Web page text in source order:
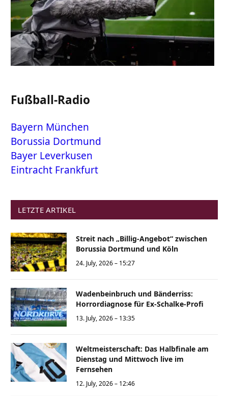
Fußball-Radio
Bayern München
Borussia Dortmund
Bayer Leverkusen
Eintracht Frankfurt
LETZTE ARTIKEL
Streit nach „Billig-Angebot“ zwischen
Borussia Dortmund und Köln
24. July, 2026 – 15:27
Wadenbeinbruch und Bänderriss:
Horrordiagnose für Ex-Schalke-Profi
13. July, 2026 – 13:35
Weltmeisterschaft: Das Halbfinale am
Dienstag und Mittwoch live im
Fernsehen
12. July, 2026 – 12:46